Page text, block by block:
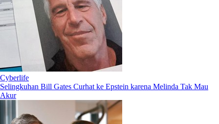
Cyberlife
Selingkuhan Bill Gates Curhat ke Epstein karena Melinda Tak Mau
Akur